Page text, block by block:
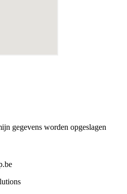
gegevens worden opgeslagen